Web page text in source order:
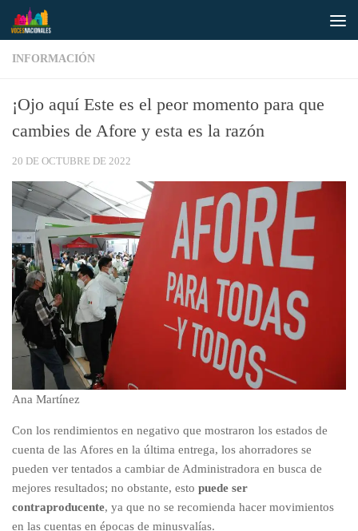
Saltar al contenido
INFORMACIÓN
¡Ojo aquí Este es el peor momento para que
cambies de Afore y esta es la razón
20 DE OCTUBRE DE 2022
Ana Martínez
Con los rendimientos en negativo que mostraron los estados de
cuenta de las Afores en la última entrega, los ahorradores se
pueden ver tentados a cambiar de Administradora en busca de
mejores resultados; no obstante, esto puede ser
contraproducente, ya que no se recomienda hacer movimientos
en las cuentas en épocas de minusvalías.